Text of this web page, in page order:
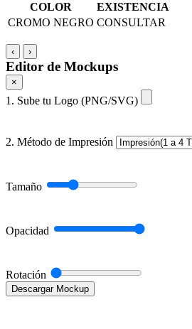
COLOR
EXISTENCIA
CROMO NEGRO CONSULTAR
‹ ›
Editor de Mockups
×
1. Sube tu Logo (PNG/SVG)
2. Método de Impresión
Tamaño
Opacidad
Rotación
Descargar Mockup